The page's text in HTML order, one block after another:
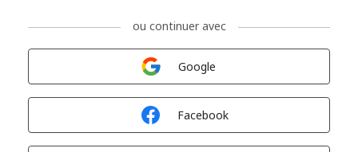
ou continuer avec
Google
Facebook